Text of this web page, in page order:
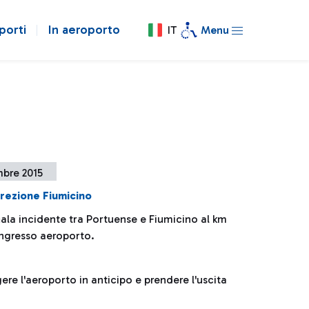
In aeroporto IT Menu
2015
Fiumicino
incidente tra Portuense e Fiumicino al km
aeroporto.
l'aeroporto in anticipo e prendere l'uscita